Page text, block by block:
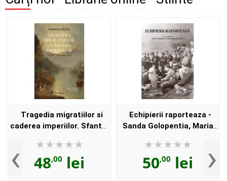
‹
Tragedia migratiilor si
caderea imperiilor. Sfantul
Delsol
48,00 lei
Echipierii raporteaza -
Sanda Golopentia, Maria
50,00 lei ›